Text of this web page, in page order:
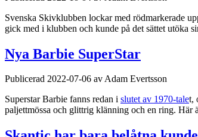
Svenska Skivklubben lockar med rödmarkerade
gick med i klubben och kunde på det sättet utöka
Nya Barbie SuperStar
Publicerad 2022-07-06 av Adam Evertsson
Superstar Barbie fanns redan i slutet av 1970-talet,
paljettmössa och glittrig klänning och en ring. Här